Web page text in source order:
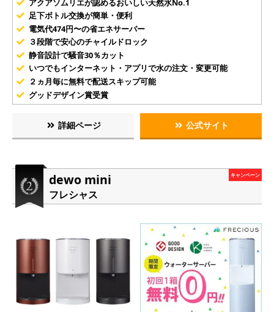
アクアソムリエが認めるおいしい天然水No.1
足下ボトル交換が簡単・便利
電気代474円〜の省エネサーバー
３段階で安心のチャイルドロック
静音設計で騒音30％カット
いつでもインターネット・アプリで水の注文・変更可能
２ヵ月毎に無料で配送スキップ可能
グッドデザイン賞受賞
詳細ページ 公式サイト
dewo mini
フレシャス
キャンペーン